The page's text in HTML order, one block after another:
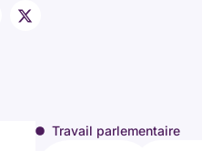
Travail parlementaire